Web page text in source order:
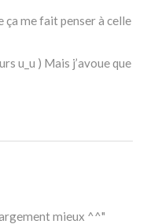
ça me fait penser à celle
u_u ) Mais j’avoue que
mieux ^^"